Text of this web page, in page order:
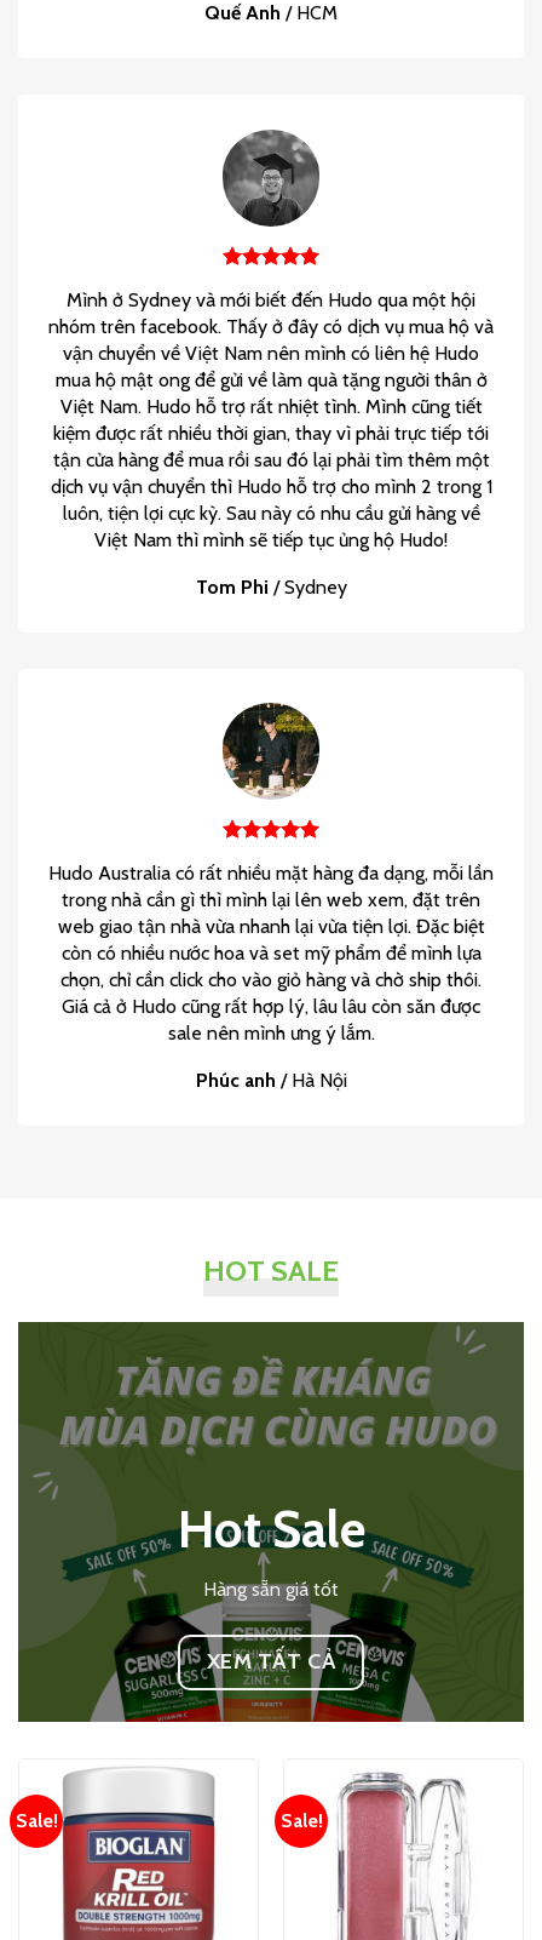
Quế Anh / HCM
Mình ở Sydney và mới biết đến Hudo qua một hội
nhóm trên facebook. Thấy ở đây có dịch vụ mua hộ và
vận chuyển về Việt Nam nên mình có liên hệ Hudo
mua hộ mật ong để gửi về làm quà tặng người thân ở
Việt Nam. Hudo hỗ trợ rất nhiệt tình. Mình cũng tiết
kiệm được rất nhiều thời gian, thay vì phải trực tiếp tới
tận cửa hàng để mua rồi sau đó lại phải tìm thêm một
dịch vụ vận chuyển thì Hudo hỗ trợ cho mình 2 trong 1
luôn, tiện lợi cực kỳ. Sau này có nhu cầu gửi hàng về
Việt Nam thì mình sẽ tiếp tục ủng hộ Hudo!
Tom Phi /Sydney
Hudo Australia có rất nhiều mặt hàng đa dạng, mỗi lần
trong nhà cần gì thì mình lại lên web xem, đặt trên
web giao tận nhà vừa nhanh lại vừa tiện lợi. Đặc biệt
còn có nhiều nước hoa và set mỹ phẩm để mình lựa
chọn, chỉ cần click cho vào giỏ hàng và chờ ship thôi.
Giá cả ở Hudo cũng rất hợp lý, lâu lâu còn săn được
sale nên mình ưng ý lắm.
Phúc anh / Hà Nội
HOT SALE
Hot Sale
Hàng sẵn giá tốt
XEM TẤT CẢ
Sale! Sale!